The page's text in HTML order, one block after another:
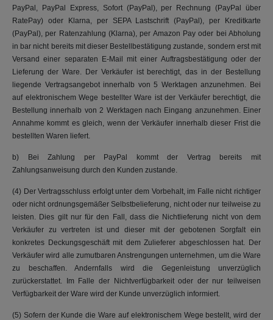
PayPal, PayPal Express, Sofort (PayPal), per Rechnung (PayPal über
RatePay) oder Klarna, per SEPA Lastschrift (PayPal), per Kreditkarte
(PayPal), per Ratenzahlung (Klarna), per Amazon Pay oder bei Abholung
in bar nicht bereits mit dieser Bestellbestätigung zustande, sondern erst mit
Versand einer separaten E-Mail mit einer Auftragsbestätigung oder der
Lieferung der Ware. Der Verkäufer ist berechtigt, das in der Bestellung
liegende Vertragsangebot innerhalb von 5 Werktagen anzunehmen. Bei
auf elektronischem Wege bestellter Ware ist der Verkäufer berechtigt, die
Bestellung innerhalb von 2 Werktagen nach Eingang anzunehmen. Einer
Annahme kommt es gleich, wenn der Verkäufer innerhalb dieser Frist die
bestellten Waren liefert.
b) Bei Zahlung per PayPal kommt der Vertrag bereits mit
Zahlungsanweisung durch den Kunden zustande.
(4) Der Vertragsschluss erfolgt unter dem Vorbehalt, im Falle nicht richtiger
oder nicht ordnungsgemäßer Selbstbelieferung, nicht oder nur teilweise zu
leisten. Dies gilt nur für den Fall, dass die Nichtlieferung nicht von dem
Verkäufer zu vertreten ist und dieser mit der gebotenen Sorgfalt ein
konkretes Deckungsgeschäft mit dem Zulieferer abgeschlossen hat. Der
Verkäufer wird alle zumutbaren Anstrengungen unternehmen, um die Ware
zu beschaffen. Andernfalls wird die Gegenleistung unverzüglich
zurückerstattet. Im Falle der Nichtverfügbarkeit oder der nur teilweisen
Verfügbarkeit der Ware wird der Kunde unverzüglich informiert.
(5) Sofern der Kunde die Ware auf elektronischem Wege bestellt, wird der